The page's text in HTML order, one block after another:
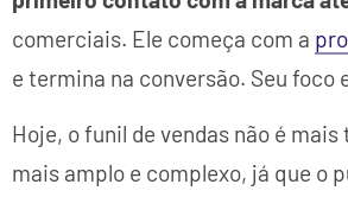
comerciais. Ele começa com a
e termina na conversão. Seu
Hoje, o funil de vendas não é
mais amplo e complexo, já que o